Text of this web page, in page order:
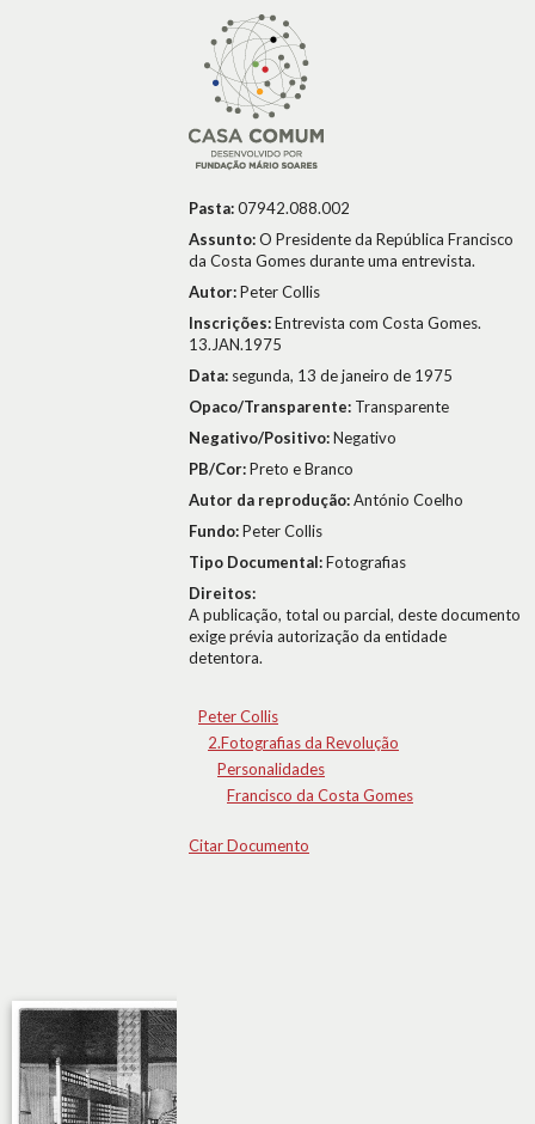
Pasta:07942.088.002
Assunto:O Presidente da República Francisco
da Costa Gomes durante uma entrevista.
Autor:Peter Collis
Inscrições:Entrevista com Costa Gomes.
13.JAN.1975
Data: segunda, 13 de janeiro de 1975
Opaco/Transparente: Transparente
Negativo/Positivo:Negativo
PB/Cor:Preto e Branco
Autor da reprodução:António Coelho
Fundo:Peter Collis
Tipo Documental:Fotografias
Direitos:
A publicação, total ou parcial, deste documento
exige prévia autorização da entidade
detentora.
Peter Collis
2.Fotografias da Revolução
Personalidades
Francisco da Costa Gomes
Citar Documento